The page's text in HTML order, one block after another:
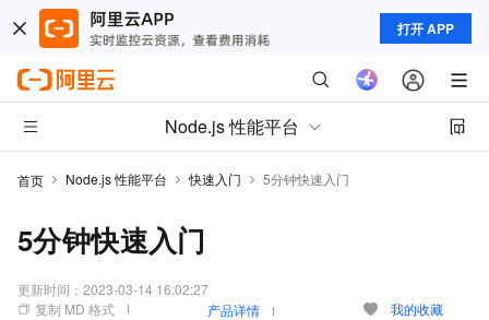
打开 APP
Node.js 性能平台
首页 Node.js 性能平台 快速入门 5分钟快速入门
5分钟快速入门
更新时间： 2023-03-14 16:02:27
复制 MD 格式
产品详情 我的收藏